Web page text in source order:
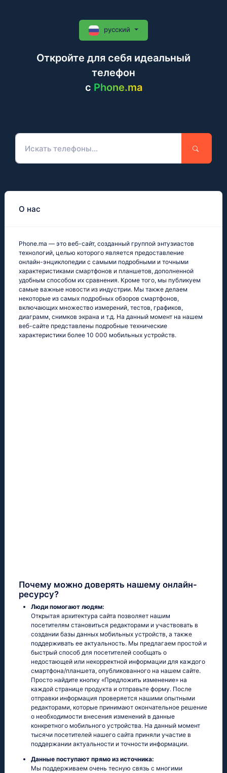
Откройте для себя идеальный
телефон
c Phone.ma
русский
О нас
Phone.ma — это веб-сайт, созданный группой энтузиастов
технологий, целью которого является предоставление
онлайн-энциклопедии с самыми подробными и точными
характеристиками смартфонов и планшетов, дополненной
удобным способом их сравнения. Кроме того, мы публикуем
самые важные новости из индустрии. Мы также делаем
некоторые из самых подробных обзоров смартфонов,
включающих множество измерений, тестов, графиков,
диаграмм, снимков экрана и т.д. На данный момент на нашем
веб-сайте представлены подробные технические
характеристики более 10 000 мобильных устройств.
Почему можно доверять нашему онлайн-
ресурсу?
Люди помогают людям:
Открытая архитектура сайта позволяет нашим
посетителям становиться редакторами и участвовать в
создании базы данных мобильных устройств, а также
поддерживать ее актуальность. Мы предлагаем простой и
быстрый способ для посетителей сообщать о
недостающей или некорректной информации для каждого
смартфона/планшета, опубликованного на нашем сайте.
Просто найдите кнопку «Предложить изменение» на
каждой странице продукта и отправьте форму. После
отправки информация проверяется нашими опытными
редакторами, которые принимают окончательное решение
о необходимости внесения изменений в данные
конкретного мобильного устройства. На данный момент
тысячи посетителей нашего сайта приняли участие в
поддержании актуальности и точности информации.
Данные поступают прямо из источника:
Мы поддерживаем очень тесную связь с многими